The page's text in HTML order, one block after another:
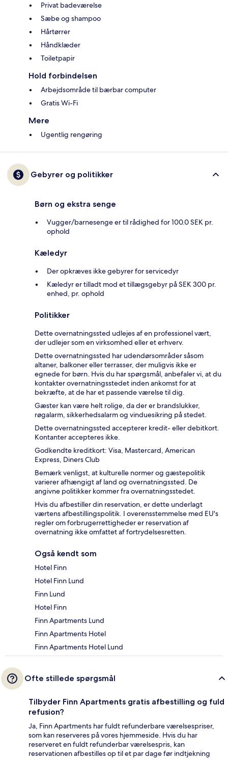
Privat badeværelse
Sæbe og shampoo
Hårtørrer
Håndklæder
Toiletpapir
Hold forbindelsen
Arbejdsområde til bærbar computer
Gratis Wi-Fi
Mere
Ugentlig rengøring
Gebyrer og politikker
Børn og ekstra senge
Vugger/barnesenge er til rådighed for 100.0 SEK pr.
ophold
Kæledyr
Der opkræves ikke gebyrer for servicedyr
Kæledyr er tilladt mod et tillægsgebyr på SEK 300 pr.
enhed, pr. ophold
Politikker
Dette overnatningssted udlejes af en professionel vært,
der udlejer som en virksomhed eller et erhverv.
Dette overnatningssted har udendørsområder såsom
altaner, balkoner eller terrasser, der muligvis ikke er
egnede for børn. Hvis du har spørgsmål, anbefaler vi, at du
kontakter overnatningsstedet inden ankomst for at
bekræfte, at de har et passende værelse til dig.
Gæster kan være helt rolige, da der er brandslukker,
røgalarm, sikkerhedsalarm og vinduesikring på stedet.
Dette overnatningssted accepterer kredit- eller debitkort.
Kontanter accepteres ikke.
Godkendte kreditkort: Visa, Mastercard, American
Express, Diners Club
Bemærk venligst, at kulturelle normer og gæstepolitik
varierer afhængigt af land og overnatningssted. De
angivne politikker kommer fra overnatningsstedet.
Hvis du afbestiller din reservation, er dette underlagt
værtens afbestillingspolitik. I overensstemmelse med EU's
regler om forbrugerrettigheder er reservation af
overnatning ikke omfattet af fortrydelsesretten.
Også kendt som
Hotel Finn
Hotel Finn Lund
Finn Lund
Hotel Finn
Finn Apartments Lund
Finn Apartments Hotel
Finn Apartments Hotel Lund
Ofte stillede spørgsmål
Tilbyder Finn Apartments gratis afbestilling og fuld
refusion?
Ja, Finn Apartments har fuldt refunderbare værelsespriser,
som kan reserveres på vores hjemmeside. Hvis du har
reserveret en fuldt refunderbar værelsespris, kan
reservationen afbestilles op til et par dage før indtjekning